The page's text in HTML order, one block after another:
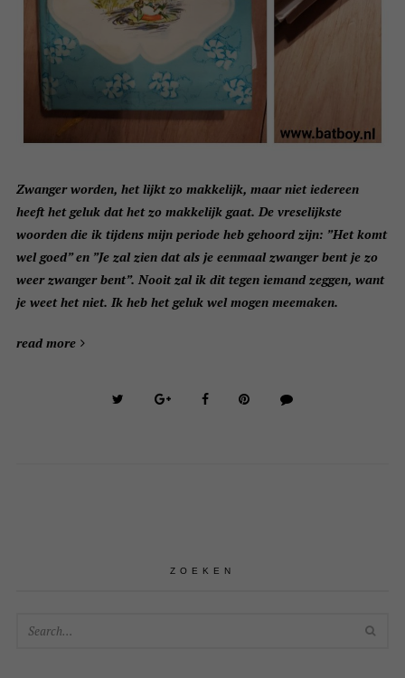
Zwanger worden, het lijkt zo makkelijk, maar niet iedereen
heeft het geluk dat het zo makkelijk gaat. De vreselijkste
woorden die ik tijdens mijn periode heb gehoord zijn: ”Het komt
wel goed” en ”Je zal zien dat als je eenmaal zwanger bent je zo
weer zwanger bent”. Nooit zal ik dit tegen iemand zeggen, want
je weet het niet. Ik heb het geluk wel mogen meemaken.
read more
ZOEKEN